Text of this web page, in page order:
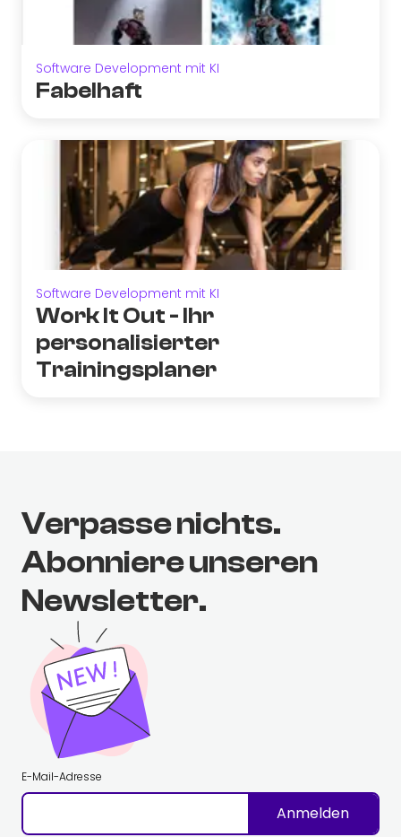
Software Development mit KI
Fabelhaft
Software Development mit KI
Work It Out - Ihr
personalisierter
Trainingsplaner
Verpasse nichts.
Abonniere unseren
Newsletter.
E-Mail-Adresse
Anmelden